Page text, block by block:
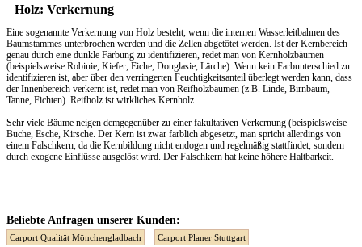
Holz: Verkernung
Eine sogenannte Verkernung von Holz besteht, wenn die internen Wasserleitbahnen des
Baumstammes unterbrochen werden und die Zellen abgetötet werden. Ist der Kernbereich
genau durch eine dunkle Färbung zu identifizieren, redet man von Kernholzbäumen
(beispielsweise Robinie, Kiefer, Eiche, Douglasie, Lärche). Wenn kein Farbunterschied zu
identifizieren ist, aber über den verringerten Feuchtigkeitsanteil überlegt werden kann, dass
der Innenbereich verkernt ist, redet man von Reifholzbäumen (z.B. Linde, Birnbaum,
Tanne, Fichten). Reifholz ist wirkliches Kernholz.
Sehr viele Bäume neigen demgegenüber zu einer fakultativen Verkernung (beispielsweise
Buche, Esche, Kirsche. Der Kern ist zwar farblich abgesetzt, man spricht allerdings von
einem Falschkern, da die Kernbildung nicht endogen und regelmäßig stattfindet, sondern
durch exogene Einflüsse ausgelöst wird. Der Falschkern hat keine höhere Haltbarkeit.
Beliebte Anfragen unserer Kunden:
Carport Qualität Mönchengladbach Carport Planer Stuttgart